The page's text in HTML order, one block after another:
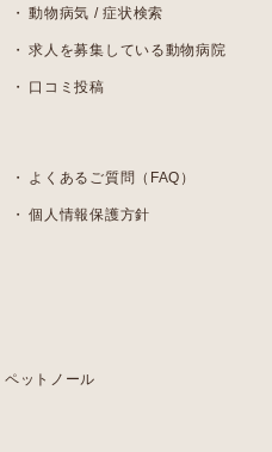
動物病気 / 症状検索
求人を募集している動物病院
口コミ投稿
よくあるご質問（FAQ）
個人情報保護方針
ットノール